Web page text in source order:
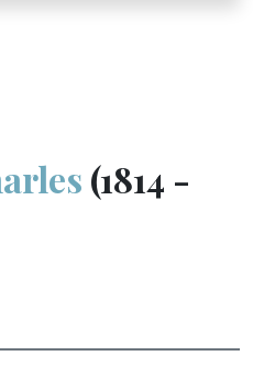
(1814 -